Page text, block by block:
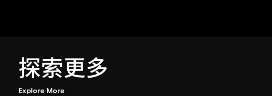
探索更多
Explore More